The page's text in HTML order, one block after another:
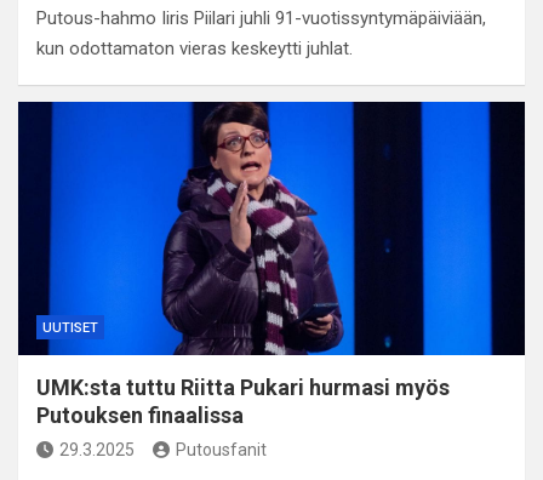
Putous-hahmo Iiris Piilari juhli 91-vuotissyntymäpäiviään,
kun odottamaton vieras keskeytti juhlat.
UUTISET
UMK:sta tuttu Riitta Pukari hurmasi myös
Putouksen finaalissa
29.3.2025 Putousfanit